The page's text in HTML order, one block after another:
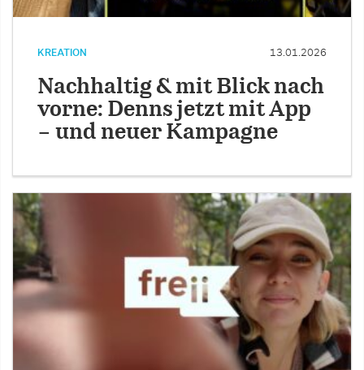
KREATION 13.01.2026
Nachhaltig & mit Blick nach
vorne: Denns jetzt mit App
– und neuer Kampagne